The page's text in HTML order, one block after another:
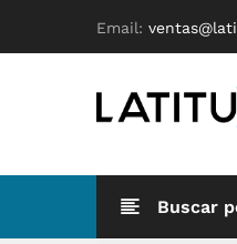
Email:
Buscar